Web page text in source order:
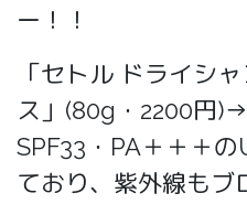
ー！！
「セトル ドライシ
ス」(80g・2200円
SPF33・PA＋＋＋
ており、紫外線もブ